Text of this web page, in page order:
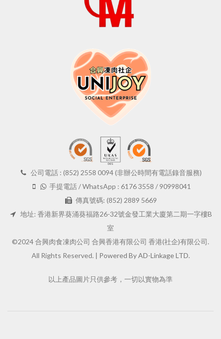
公司電話 : (852) 2558 0094 (非辦公時間有電話錄音服務)
手提電話 / WhatsApp : 6176 3558 / 90998041
傳真號碼: (852) 2889 5669
地址: 香港新界葵涌葵福路26-32號金發工業大廈第二期一字樓B
室
©2024 合興肉食凍肉公司 合興香港有限公司 香港(社企)有限公司.
All Rights Reserved. | Powered By AD-Linkage LTD.
以上產品圖片只供參考，一切以實物為準